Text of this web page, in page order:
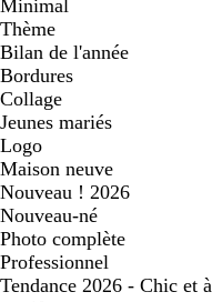
Minimal
Thème
Bilan de l'année
Bordures
Collage
Jeunes mariés
Logo
Maison neuve
Nouveau ! 2026
Nouveau-né
Photo complète
Professionnel
Tendance 2026 - Chic et à